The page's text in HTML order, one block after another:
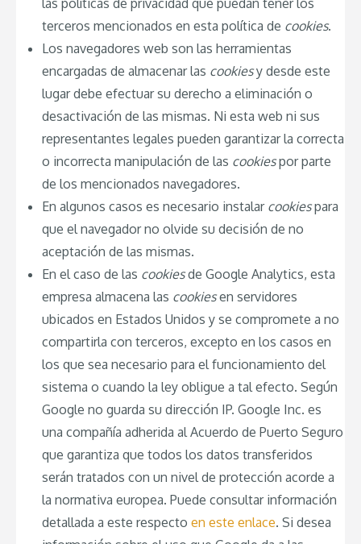
terceros mencionados en esta política de cookies.
Los navegadores web son las herramientas
encargadas de almacenar las cookiesy desde este
lugar debe efectuar su derecho a eliminación o
desactivación de las mismas. Ni esta web ni sus
representantes legales pueden garantizar la correcta
o incorrecta manipulación de las cookiespor parte
de los mencionados navegadores.
En algunos casos es necesario instalar cookiespara
que el navegador no olvide su decisión de no
aceptación de las mismas.
En el caso de las cookiesde Google Analytics, esta
empresa almacena las cookiesen servidores
ubicados en Estados Unidos y se compromete a no
compartirla con terceros, excepto en los casos en
los que sea necesario para el funcionamiento del
sistema o cuando la ley obligue a tal efecto. Según
Google no guarda su dirección IP. Google Inc. es
una compañía adherida al Acuerdo de Puerto Seguro
que garantiza que todos los datos transferidos
serán tratados con un nivel de protección acorde a
la normativa europea. Puede consultar información
detallada a este respecto en este enlace. Si desea